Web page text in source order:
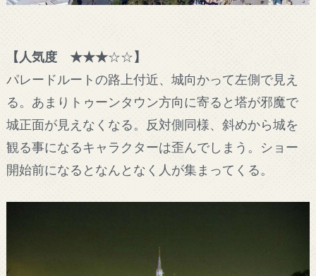
【人気度 ★★★☆☆】
パレードルートの路上付近、城向かって左側で見え
る。あまりトゥーンタウン方向に寄ると塔が邪魔で
城正面が見えなくなる。反対側同様、斜めから城を
観る事になるキャラクターは歪んでしまう。ショー
開始前になるとなんとなく人が集まってくる。